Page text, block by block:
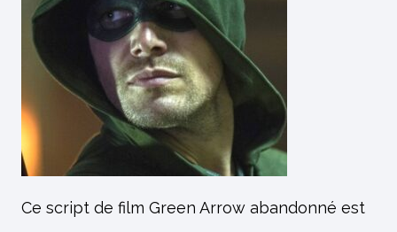
Ce script de film Green Arrow abandonné est